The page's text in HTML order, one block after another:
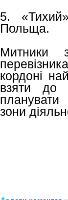
5.
Польща.
Митники
кордоні
взяти до
планувати
зони